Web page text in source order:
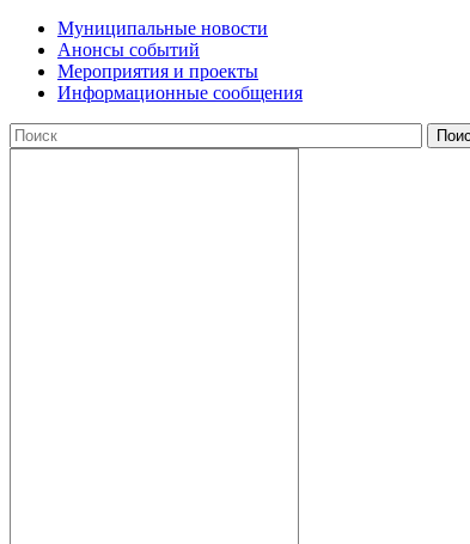
Муниципальные новости
Анонсы событий
Мероприятия и проекты
Информационные сообщения